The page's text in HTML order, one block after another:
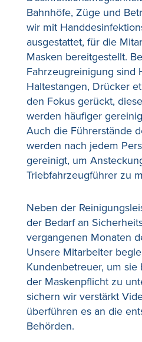
Bahnhöfe, Züge und
wir mit
ausgestattet, für die
Masken bereitgestellt.
Fahrzeugreinigung sind
Haltestangen, Drücker
den Fokus gerückt,
werden häufiger
Auch die Führerstände
werden nach jedem
gereinigt, um
Triebfahrzeugführer zu
Neben der
der Bedarf an
vergangenen Monaten
Unsere Mitarbeiter
Kundenbetreuer, um
der Maskenpflicht zu
sichern wir verstärkt
überführen es an die
Behörden.